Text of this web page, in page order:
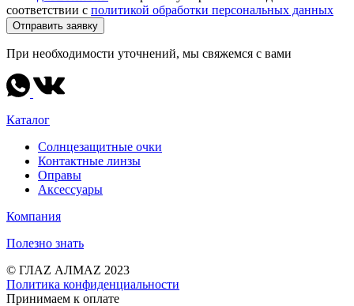
соответствии с политикой обработки персональных данных
Отправить заявку
При необходимости уточнений, мы свяжемся с вами
Каталог
Солнцезащитные очки
Контактные линзы
Оправы
Аксессуары
Компания
Полезно знать
© ГЛАZ АЛМАZ 2023
Политика конфиденциальности
Принимаем к оплате